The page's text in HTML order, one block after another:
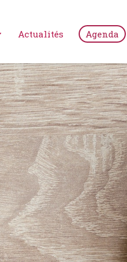
Actualités Agenda